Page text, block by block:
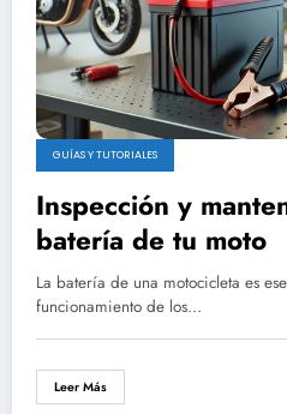
GUÍAS Y TUTORIALES
Inspección y
batería de tu moto
La batería de una motocicleta es
funcionamiento de los…
Leer Más